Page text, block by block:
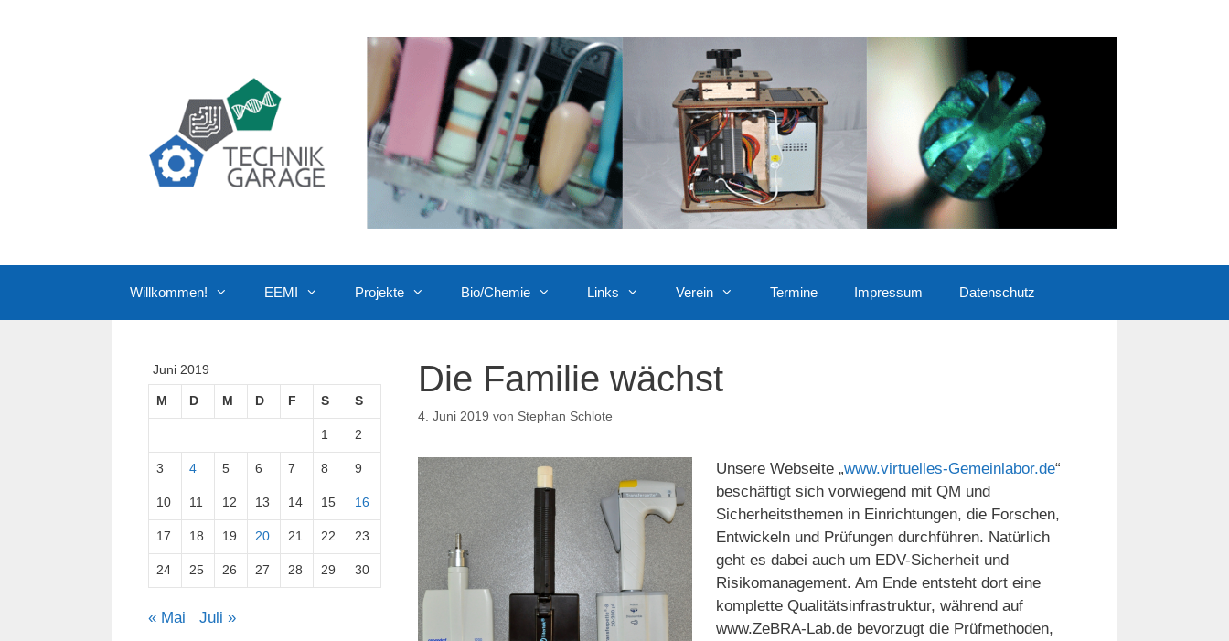
Willkommen! EEMI Projekte Bio/Chemie Links Verein Termine Impressum Datenschutz
Die Familie wächst
4. Juni 2019 von Stephan Schlote
Unsere Webseite „www.virtuelles-Gemeinlabor.de“
beschäftigt sich vorwiegend mit QM und
Sicherheitsthemen in Einrichtungen, die Forschen,
Entwickeln und Prüfungen durchführen. Natürlich
geht es dabei auch um EDV-Sicherheit und
Risikomanagement. Am Ende entsteht dort eine
komplette Qualitätsinfrastruktur, während auf
www.ZeBRA-Lab.de bevorzugt die Prüfmethoden,
Juni 2019
M D M D F S S
1 2
3 4 5 6 7 8 9
10 11 12 13 14 15 16
17 18 19 20 21 22 23
24 25 26 27 28 29 30
« Mai Juli »